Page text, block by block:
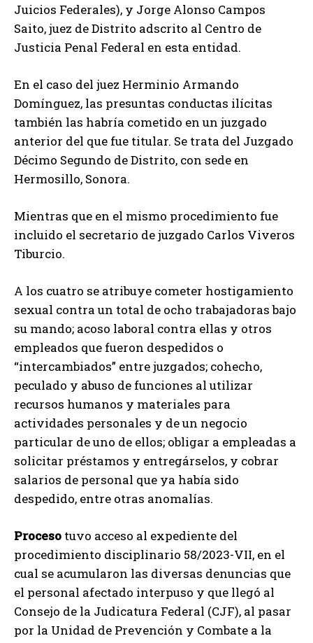
Juicios Federales), y Jorge Alonso Campos
Saito, juez de Distrito adscrito al Centro de
Justicia Penal Federal en esta entidad.
En el caso del juez Herminio Armando
Domínguez, las presuntas conductas ilícitas
también las habría cometido en un juzgado
anterior del que fue titular. Se trata del Juzgado
Décimo Segundo de Distrito, con sede en
Hermosillo, Sonora.
Mientras que en el mismo procedimiento fue
incluido el secretario de juzgado Carlos Viveros
Tiburcio.
A los cuatro se atribuye cometer hostigamiento
sexual contra un total de ocho trabajadoras bajo
su mando; acoso laboral contra ellas y otros
empleados que fueron despedidos o
“intercambiados” entre juzgados; cohecho,
peculado y abuso de funciones al utilizar
recursos humanos y materiales para
actividades personales y de un negocio
particular de uno de ellos; obligar a empleadas a
solicitar préstamos y entregárselos, y cobrar
salarios de personal que ya había sido
despedido, entre otras anomalías.
Proceso tuvo acceso al expediente del
procedimiento disciplinario 58/2023-VII, en el
cual se acumularon las diversas denuncias que
el personal afectado interpuso y que llegó al
Consejo de la Judicatura Federal (CJF), al pasar
por la Unidad de Prevención y Combate a la